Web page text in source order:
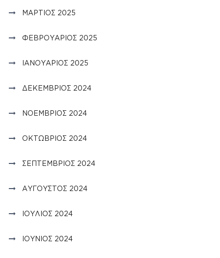
ΜΆΡΤΙΟΣ 2025
ΦΕΒΡΟΥΆΡΙΟΣ 2025
ΙΑΝΟΥΆΡΙΟΣ 2025
ΔΕΚΈΜΒΡΙΟΣ 2024
ΝΟΈΜΒΡΙΟΣ 2024
ΟΚΤΏΒΡΙΟΣ 2024
ΣΕΠΤΈΜΒΡΙΟΣ 2024
ΑΎΓΟΥΣΤΟΣ 2024
ΙΟΎΛΙΟΣ 2024
ΙΟΎΝΙΟΣ 2024